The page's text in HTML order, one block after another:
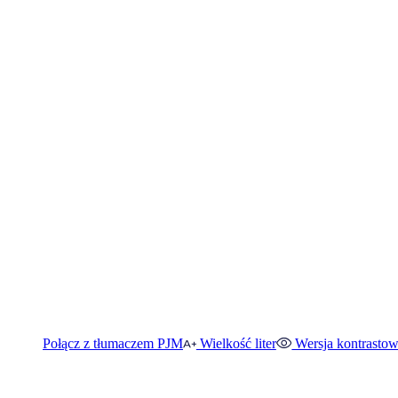
Połącz z tłumaczem PJM Wielkość liter Wersja